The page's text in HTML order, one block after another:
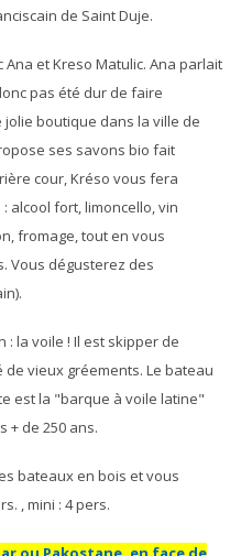
de Saint Duje.
et Kreso Matulic. Ana parlait
pas été dur de faire
jolie boutique dans la ville de
ses savons bio fait
cour, Kréso vous fera
alcool fort, limoncello, vin
fromage, tout en vous
Vous dégusterez des
: la voile ! Il est skipper de
vieux gréements. Le bateau
est la "barque à voile latine"
+ de 250 ans.
bateaux en bois et vous
, mini : 4 pers.